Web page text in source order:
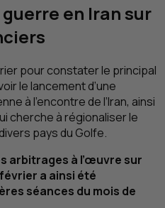
en Iran sur
pour constater le principal
le lancement d’une
à l’encontre de l’Iran, ainsi
cherche à régionaliser le
pays du Golfe.
arbitrages à l’œuvre sur
a ainsi été
séances du mois de